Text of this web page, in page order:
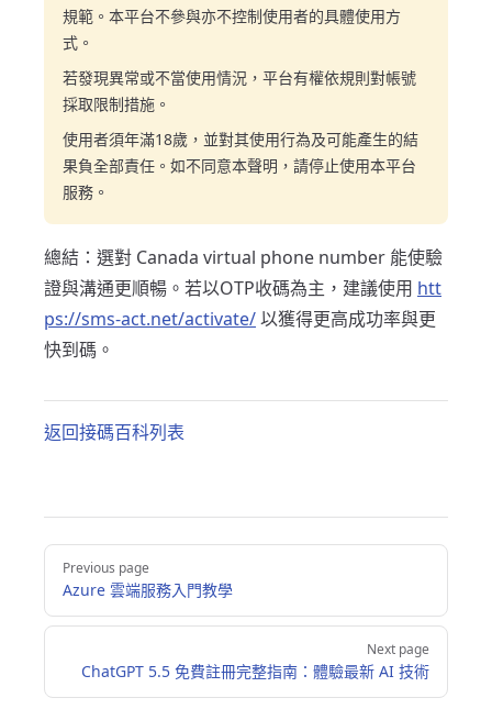
規範。本平台不參與亦不控制使用者的具體使用方
式。
若發現異常或不當使用情況，平台有權依規則對帳號
採取限制措施。
使用者須年滿18歲，並對其使用行為及可能產生的結
果負全部責任。如不同意本聲明，請停止使用本平台
服務。
總結：選對 Canada virtual phone number 能使驗
證與溝通更順暢。若以OTP收碼為主，建議使用 htt
ps://sms-act.net/activate/以獲得更高成功率與更
快到碼。
返回接碼百科列表
Pager
Previous page
Azure 雲端服務入門教學
Next page
ChatGPT 5.5 免費註冊完整指南：體驗最新 AI 技術